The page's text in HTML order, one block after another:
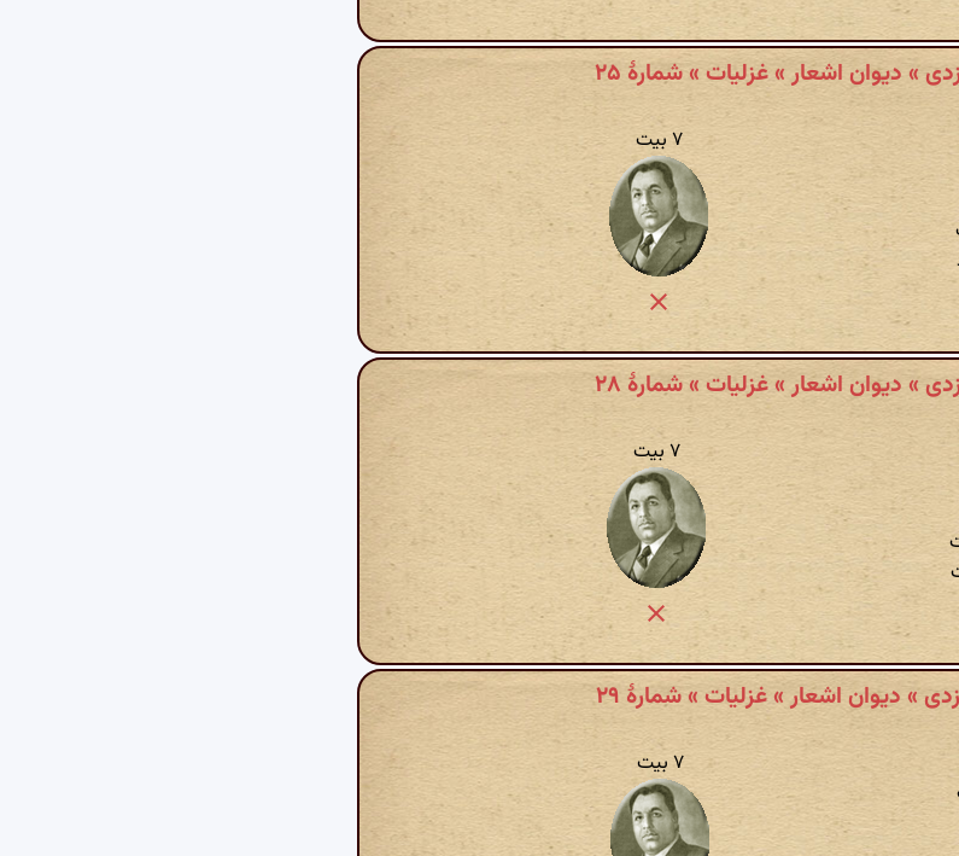
» دیوان اشعار » غزلیات » شمارهٔ ۲۵
۷ بیت
» دیوان اشعار » غزلیات » شمارهٔ ۲۸
۷ بیت
» دیوان اشعار » غزلیات » شمارهٔ ۲۹
۷ بیت